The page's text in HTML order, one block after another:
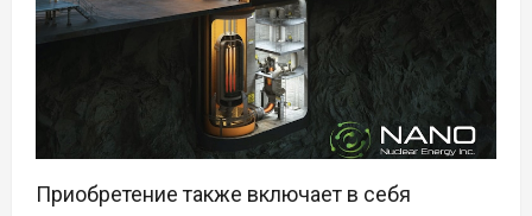
Приобретение также включает в себя